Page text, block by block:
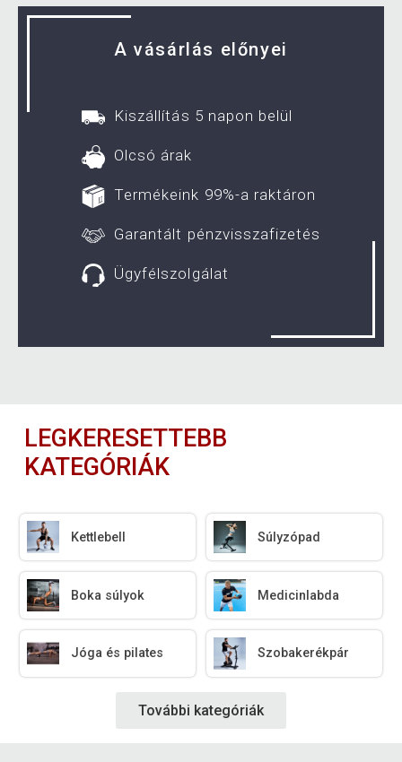
A vásárlás előnyei
Kiszállítás 5 napon belül
Olcsó árak
Termékeink 99%-a raktáron
Garantált pénzvisszafizetés
Ügyfélszolgálat
LEGKERESETTEBB
KATEGÓRIÁK
Kettlebell Súlyzópad
Boka súlyok Medicinlabda
Jóga és pilates Szobakerékpár
További kategóriák